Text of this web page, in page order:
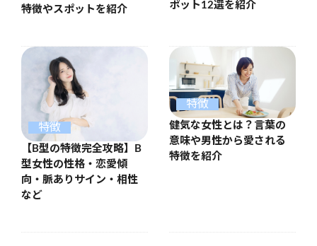
特徴やスポットを紹介 ポット12選を紹介
特徴
【B型の特徴完全攻略】B
型女性の性格・恋愛傾
向・脈ありサイン・相性
など
特徴
健気な女性とは？言葉の
意味や男性から愛される
特徴を紹介